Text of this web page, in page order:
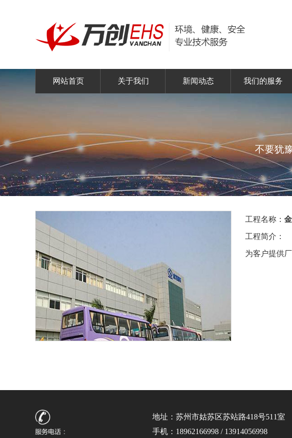
网站首页 关于我们 新闻动态 我们的服务
不要犹
工程名称：
工程简介：
为客户提供
地址：苏州市姑苏区苏站路418号511室
手机：18962166998 / 13914056998